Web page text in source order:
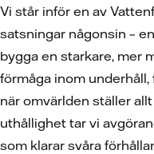
Vi står inför en av
satsningar någonsin –
bygga en starkare, mer
förmåga inom
när omvärlden ställer
uthållighet tar vi
som klarar svåra